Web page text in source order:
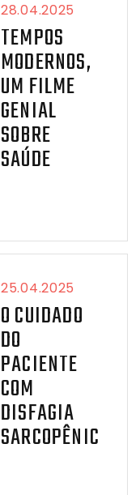
28.04.2025
TEMPOS
MODERNOS,
UM FILME
GENIAL
SOBRE
SAÚDE
25.04.2025
O CUIDADO
DO
PACIENTE
COM
DISFAGIA
SARCOPÊNIC